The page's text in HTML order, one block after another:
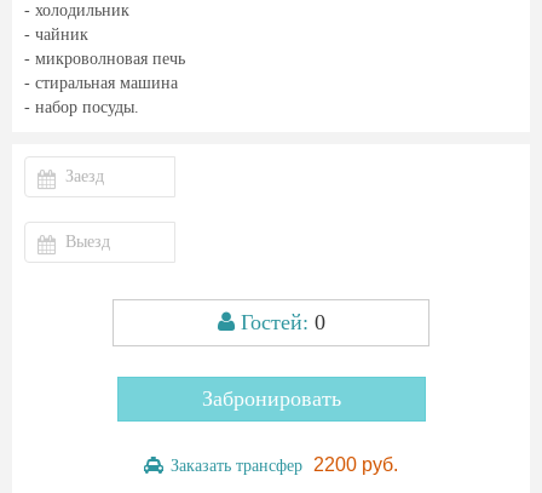
- холодильник
- чайник
- микроволновая печь
- стиральная машина
- набор посуды.
Гостей: 0
Забронировать
Заказать трансфер 2200 руб.